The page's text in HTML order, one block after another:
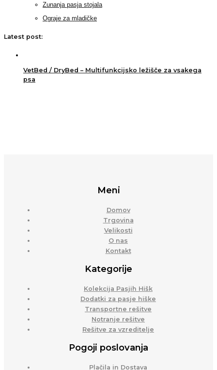
Zunanja pasja stojala
Ograje za mladičke
Latest post:
VetBed / DryBed – Multifunkcijsko ležišče za vsakega
psa
Meni
Domov
Trgovina
Velikosti
O nas
Kontakt
Kategorije
Kolekcija Pasjih Hišk
Dodatki za pasje hiške
Transportne rešitve
Notranje rešitve
Rešitve za vzreditelje
Pogoji poslovanja
Plačila in Dostava